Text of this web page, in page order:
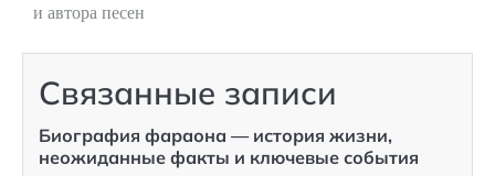
и автора песен
Связанные записи
Биография фараона — история жизни,
неожиданные факты и ключевые события